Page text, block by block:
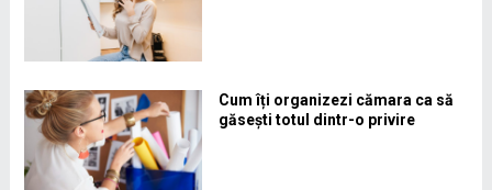
Cum îți organizezi cămara ca să
găsești totul dintr-o privire